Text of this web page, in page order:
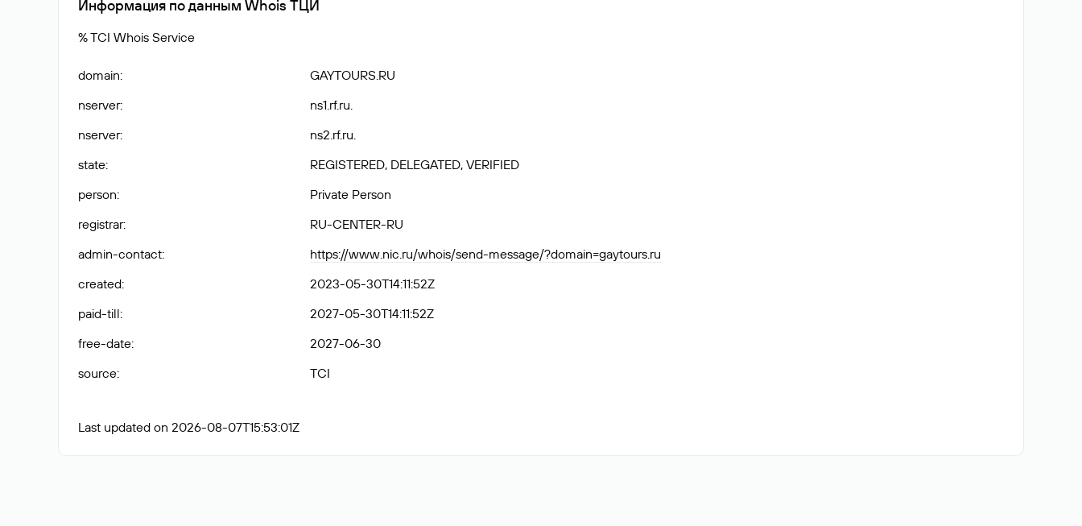
Информация по данным Whois ТЦИ
% TCI Whois Service
domain:
GAYTOURS.RU
nserver:
ns1.rf.ru.
nserver:
ns2.rf.ru.
state:
REGISTERED, DELEGATED, VERIFIED
person:
Private Person
registrar:
RU-CENTER-RU
admin-contact:
https://www.nic.ru/whois/send-message/?domain=gaytours.ru
created:
2023-05-30T14:11:52Z
paid-till:
2027-05-30T14:11:52Z
free-date:
2027-06-30
source: TCI
Last updated on 2026-08-07T15:53:01Z